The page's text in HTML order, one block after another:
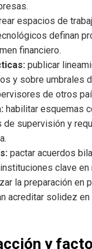
espacios de
definan
financiero.
publicar
y sobre umbrales
de otros
habilitar esquemas
supervisión y
pactar acuerdos
clave
la preparación en
acreditar solidez
y